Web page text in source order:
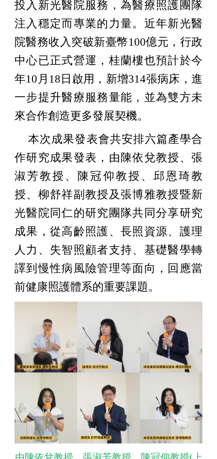
投入新光醫院服務，為醫療照護團隊
注入穩定而專業的力量。近年新光醫
院醫務收入突破新臺幣100億元，行政
中心已正式營運，桂蘭樓也預計於今
年10月18日啟用，新增314張病床，進
一步提升醫療服務量能，並為雙方未
來合作創造更多發展契機。
本次成果發表會共安排六篇產學合
作研究成果發表，由陳依兌教授、張
淑芳教授、陳冠仰教授、邱恩琦教
授、柳舒祥副教授及張博雅教授暨新
光醫院同仁的研究團隊共同分享研究
成果，從高齡照護、長照資源、護理
人力、失智照顧者支持、基礎醫學轉
譯到慢性病風險管理等面向，回應當
前健康照護體系的重要課題。
由陳依兌教授、張淑芳教授、陳冠仰教授(上